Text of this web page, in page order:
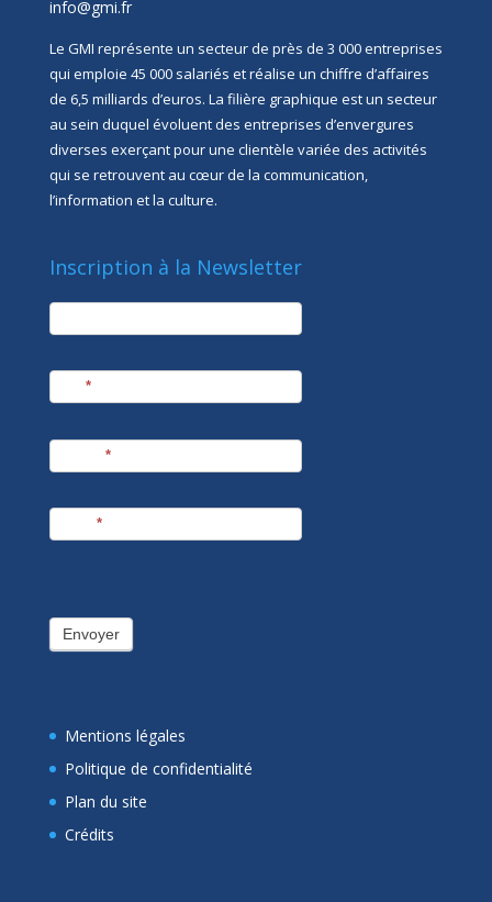
info@gmi.fr
Le GMI représente un secteur de près de 3 000 entreprises
qui emploie 45 000 salariés et réalise un chiffre d’affaires
de 6,5 milliards d’euros. La filière graphique est un secteur
au sein duquel évoluent des entreprises d’envergures
diverses exerçant pour une clientèle variée des activités
qui se retrouvent au cœur de la communication,
l’information et la culture.
Inscription à la Newsletter
newsletter
*
*
*
Envoyer
Mentions légales
Politique de confidentialité
Plan du site
Crédits